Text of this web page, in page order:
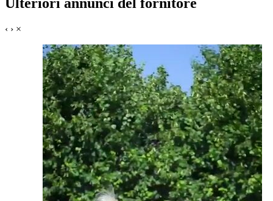
Ulteriori annunci del fornitore
‹ › ×